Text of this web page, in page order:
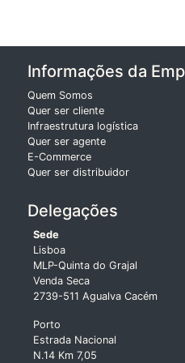
Informações da
Quem Somos
Quer ser cliente
Infraestrutura logística
Quer ser agente
E-Commerce
Quer ser distribuidor
Delegações
Sede
Lisboa
MLP-Quinta do Grajal
Venda Seca
2739-511 Agualva Cacém
Porto
Estrada Nacional
N.14 Km 7,05